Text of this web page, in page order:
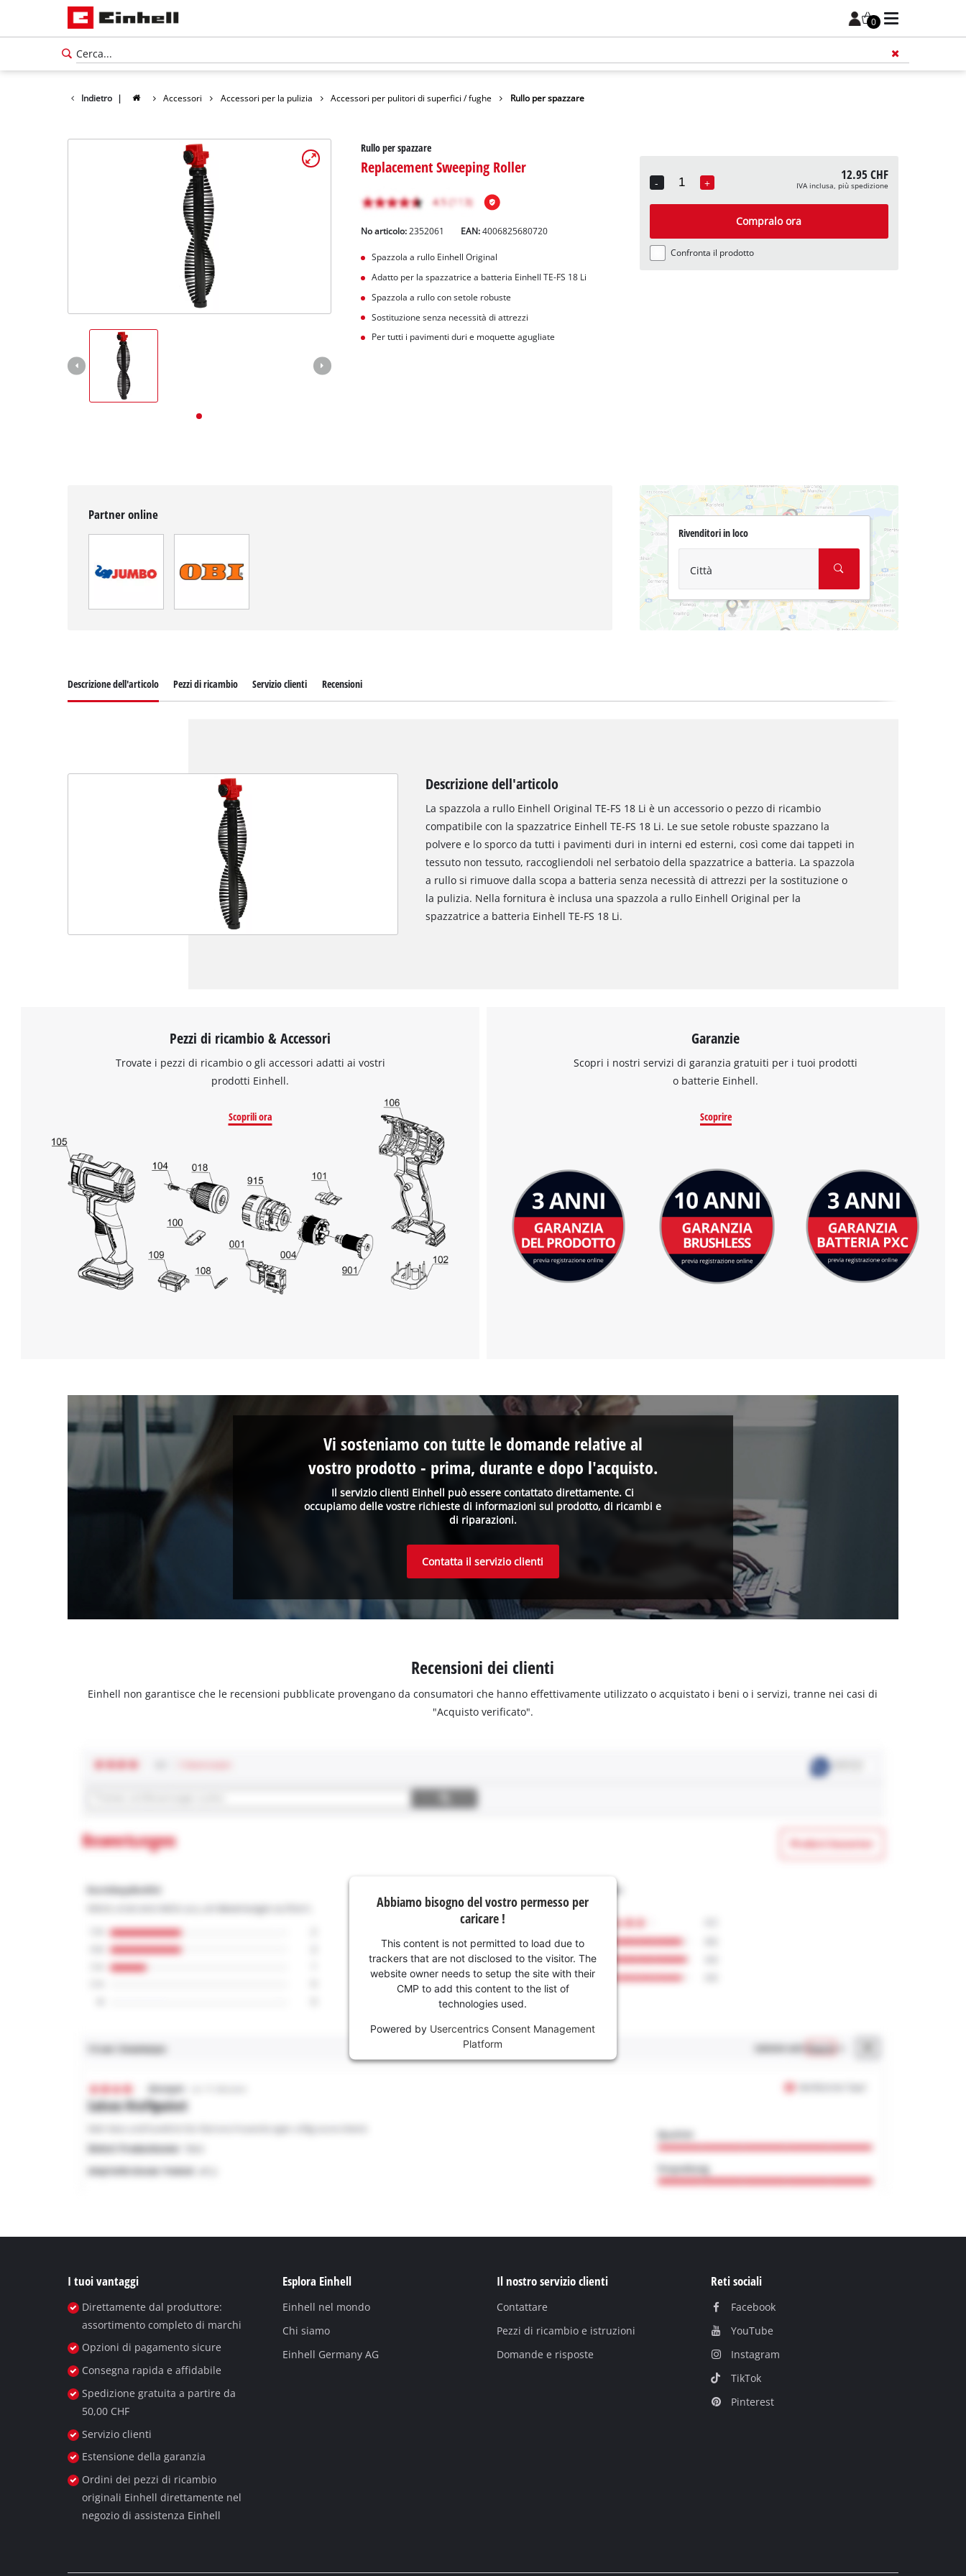
0
Indietro | Accessori Accessori per la pulizia Accessori per pulitori di superfici / fughe Rullo per spazzare
Rullo per spazzare
Replacement Sweeping Roller
No articolo:2352061 EAN:4006825680720
Spazzola a rullo Einhell Original
Adatto per la spazzatrice a batteria Einhell TE-FS 18 Li
Spazzola a rullo con setole robuste
Sostituzione senza necessità di attrezzi
Per tutti i pavimenti duri e moquette agugliate
-
Quantity
+ 12.95 CHF
IVA inclusa, più spedizione
Compralo ora
Confronta il prodotto
Partner online
Rivenditori in loco
Città
This content is not permitted to load due
to trackers that are not disclosed to the
the site with their CMP to add this content
to the list of technologies used.
Management Platform
Descrizione dell'articolo Pezzi di ricambio Servizio clienti Recensioni
Descrizione dell'articolo
La spazzola a rullo Einhell Original TE-FS 18 Li è un accessorio o pezzo di ricambio
compatibile con la spazzatrice Einhell TE-FS 18 Li. Le sue setole robuste spazzano la
polvere e lo sporco da tutti i pavimenti duri in interni ed esterni, così come dai tappeti in
tessuto non tessuto, raccogliendoli nel serbatoio della spazzatrice a batteria. La spazzola
a rullo si rimuove dalla scopa a batteria senza necessità di attrezzi per la sostituzione o
la pulizia. Nella fornitura è inclusa una spazzola a rullo Einhell Original per la
spazzatrice a batteria Einhell TE-FS 18 Li.
Pezzi di ricambio & Accessori
Trovate i pezzi di ricambio o gli accessori adatti ai vostri
prodotti Einhell.
Scoprili ora
Garanzie
Scopri i nostri servizi di garanzia gratuiti per i tuoi prodotti
o batterie Einhell.
Scoprire
Il servizio clienti Einhell può essere contattato direttamente. Ci
occupiamo delle vostre richieste di informazioni sul prodotto, di ricambi e
di riparazioni.
Vi sosteniamo con tutte le domande relative al
vostro prodotto - prima, durante e dopo l'acquisto.
Contatta il servizio clienti
Recensioni dei clienti
Einhell non garantisce che le recensioni pubblicate provengano da consumatori che hanno effettivamente utilizzato o acquistato i beni o i servizi, tranne nei casi di
"Acquisto verificato".
Abbiamo bisogno del vostro permesso per
caricare !
This content is not permitted to load due to
trackers that are not disclosed to the visitor. The
website owner needs to setup the site with their
CMP to add this content to the list of
technologies used.
Powered by Usercentrics Consent Management
Platform
I tuoi vantaggi
Direttamente dal produttore:
assortimento completo di marchi
Opzioni di pagamento sicure
Consegna rapida e affidabile
Spedizione gratuita a partire da
50,00 CHF
Servizio clienti
Estensione della garanzia
Ordini dei pezzi di ricambio
originali Einhell direttamente nel
negozio di assistenza Einhell
Esplora Einhell
Einhell nel mondo
Chi siamo
Einhell Germany AG
Il nostro servizio clienti
Contattare
Pezzi di ricambio e istruzioni
Domande e risposte
Reti sociali
Facebook
YouTube
Instagram
TikTok
Pinterest